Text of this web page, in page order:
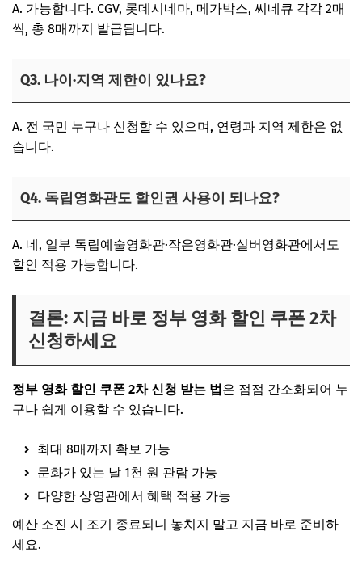
A. 가능합니다. CGV, 롯데시네마, 메가박스, 씨네큐 각각 2매
씩, 총 8매까지 발급됩니다.
Q3. 나이·지역 제한이 있나요?
A. 전 국민 누구나 신청할 수 있으며, 연령과 지역 제한은 없
습니다.
Q4. 독립영화관도 할인권 사용이 되나요?
A. 네, 일부 독립예술영화관·작은영화관·실버영화관에서도
할인 적용 가능합니다.
결론: 지금 바로 정부 영화 할인 쿠폰 2차
신청하세요
정부 영화 할인 쿠폰 2차 신청 받는 법 은 점점 간소화되어 누
구나 쉽게 이용할 수 있습니다.
최대 8매까지 확보 가능
문화가 있는 날 1천 원 관람 가능
다양한 상영관에서 혜택 적용 가능
예산 소진 시 조기 종료되니 놓치지 말고 지금 바로 준비하
세요.